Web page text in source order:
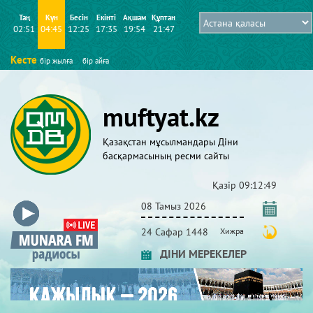
Таң
02:51
Күн
04:45
Бесін
12:25
Екінті
17:35
Ақшам
19:54
Құптан
21:47
Кесте бір жылға бір айға
muftyat.kz
Қазақстан мұсылмандары Діни
басқармасының ресми сайты
Қазір 09:12:51
08 Тамыз 2026
24 Сафар 1448 Хижра
ДІНИ МЕРЕКЕЛЕР